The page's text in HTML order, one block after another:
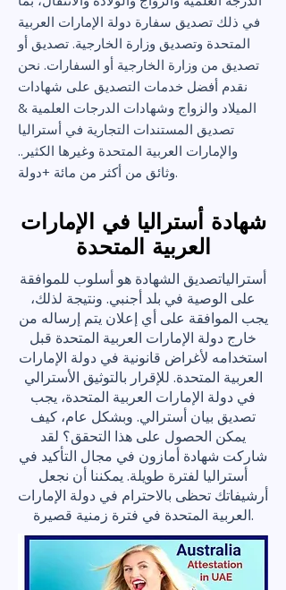
في ذلك تصديق سفارة دولة الإمارات العربية
المتحدة وتصديق وزارة الخارجية. تصديق أو
تصديق من وزارة الخارجية أو السفارات. نحن
نقدم أفضل خدمات التصديق على شهادات
الميلاد والزواج وشهادات الدرجات العلمية &
تصديق المستندات التجارية في أستراليا
والإمارات العربية المتحدة وغيرها الكثير..
وثائق من أكثر من مائة +دولة.
شهادة أستراليا في الإمارات
العربية المتحدة
أسترالياتصديق الشهادة هو أسلوب للموافقة
على الوصية في بلد أجنبي. ونتيجة لذلك،
يجب الموافقة على أي إعلان يتم إرساله من
خارج دولة الإمارات العربية المتحدة قبل
استخدامه لأغراض قانونية في دولة الإمارات
العربية المتحدة. للإقرار بالتوثيق الأسترالي
في دولة الإمارات العربية المتحدة، يجب
تصديق بيان أسترالي. وبشكل عام، كيف
يمكن الحصول على هذا التحقق؟ لقد
شاركت شهادة أمازون في مجال التأكيد في
أستراليا لفترة طويلة. يمكننا أن نجعل
أرشيفاتك تحظى بالاحترام في دولة الإمارات
العربية المتحدة في فترة زمنية قصيرة.